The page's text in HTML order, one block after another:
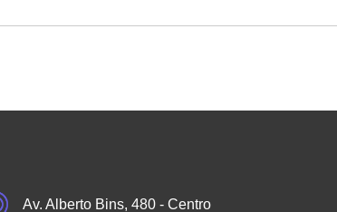
Av. Alberto Bins, 480 - Centro